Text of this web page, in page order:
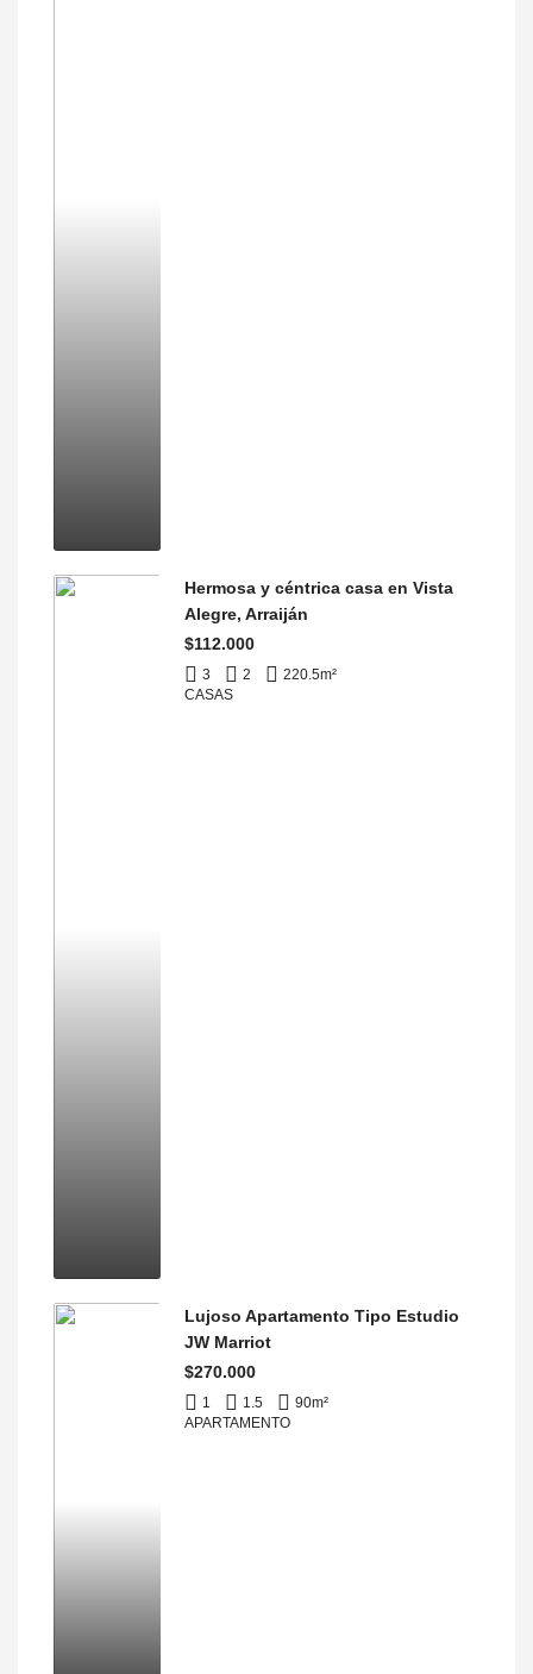
Hermosa y céntrica casa en Vista
Alegre, Arraiján
$112.000
3 2 220.5m²
CASAS
Lujoso Apartamento Tipo Estudio
JW Marriot
$270.000
1 1.5 90m²
APARTAMENTO